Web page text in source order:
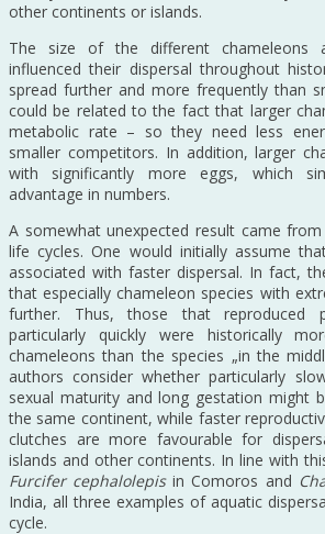
other continents or islands.
The size of the different chameleons
influenced their dispersal throughout
spread further and more frequently than
could be related to the fact that larger
metabolic rate – so they need less
smaller competitors. In addition, larger
with significantly more eggs, which
advantage in numbers.
A somewhat unexpected result came
life cycles. One would initially assume
associated with faster dispersal. In fact,
that especially chameleon species with
further. Thus, those that reproduced
particularly quickly were historically
chameleons than the species „in the
authors consider whether particularly
sexual maturity and long gestation might
the same continent, while faster
clutches are more favourable for
islands and other continents. In line with
Furcifer cephalolepisin Comoros and
India, all three examples of aquatic
cycle.